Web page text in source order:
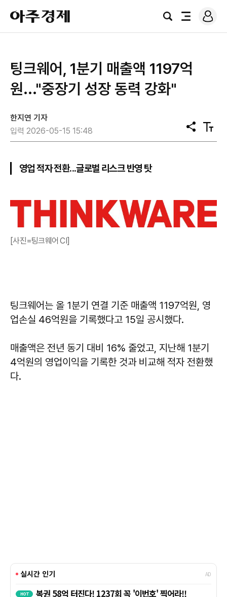
아
주
경
검
전
로
그
팅크웨어, 1분기 매출액 1197억
원..."중장기 성장 동력 강화"
한지연 기자
입력 2026-05-15 15:48
공
유
텍
스
영업 적자 전환...글로벌 리스크 반영 탓
[사진=팅크웨어 CI]
팅크웨어는 올 1분기 연결 기준 매출액 1197억원, 영
업손실 46억원을 기록했다고 15일 공시했다.
매출액은 전년 동기 대비 16% 줄었고, 지난해 1분기
4억원의 영업이익을 기록한 것과 비교해 적자 전환했
다.